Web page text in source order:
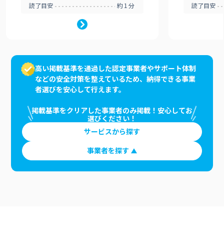
読了目安 約1分 読了目安
高い掲載基準を通過した認定事業者やサポート体制
などの安全対策を整えているため、納得できる事業
者選びを安心して行えます。
掲載基準をクリアした事業者のみ掲載！安心してお
選びください！
サービスから探す
事業者を探す